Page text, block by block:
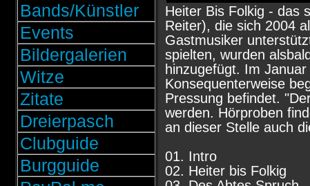
Bands/Künstler
Events
Bildergalerien
Witze
Zitate
Dreierpasch
Clubguide
Burgguide
Heiter Bis Folkig - das
Reiter), die sich 2004
Gastmusiker
spielten, wurden
hinzugefügt. Im
Konsequenterweise
Pressung befindet.
werden. Hörproben
an dieser Stelle auch
01. Intro
02. Heiter bis Folkig